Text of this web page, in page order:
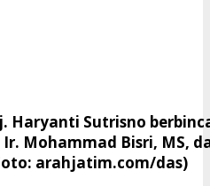
Haryanti Sutrisno
Mohammad Bisri, MS,
arahjatim.com/das)